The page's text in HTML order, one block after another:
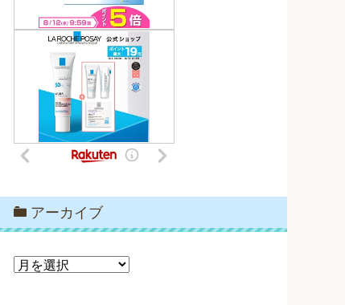
アーカイブ
ア